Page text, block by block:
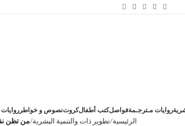
روايات مـترجـمةفواصلكتب أطفالكروتنصوص و خواطر
الرئيسية تطوير ذات والتنمية البشرية من تظن